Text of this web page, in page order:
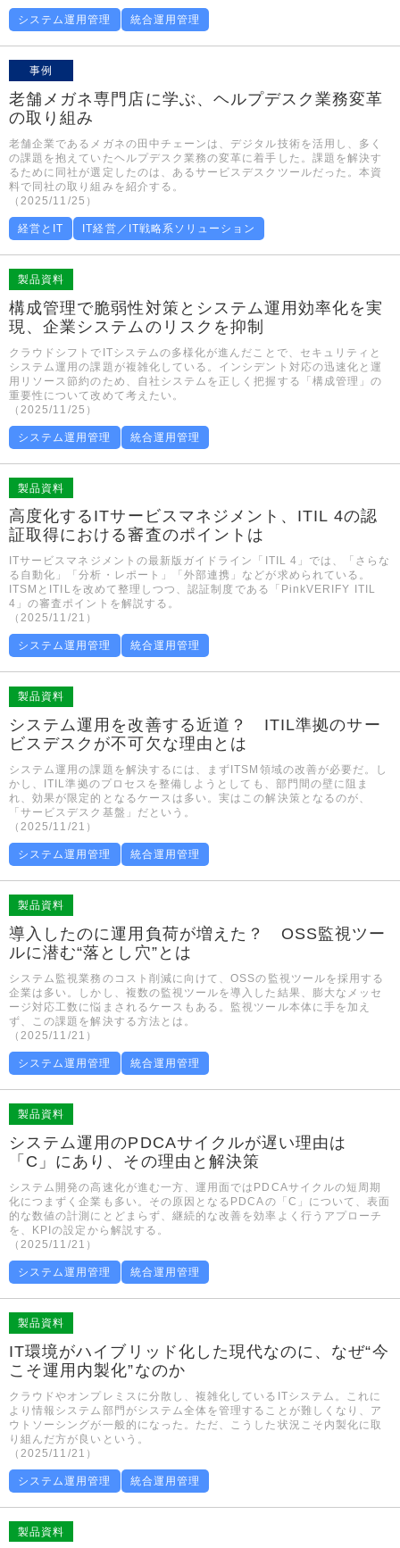
システム運用管理 統合運用管理
事例
老舗メガネ専門店に学ぶ、ヘルプデスク業務変革
の取り組み
老舗企業であるメガネの田中チェーンは、デジタル技術を活用し、多く
の課題を抱えていたヘルプデスク業務の変革に着手した。課題を解決す
るために同社が選定したのは、あるサービスデスクツールだった。本資
料で同社の取り組みを紹介する。
（2025/11/25）
経営とIT IT経営／IT戦略系ソリューション
製品資料
構成管理で脆弱性対策とシステム運用効率化を実
現、企業システムのリスクを抑制
クラウドシフトでITシステムの多様化が進んだことで、セキュリティと
システム運用の課題が複雑化している。インシデント対応の迅速化と運
用リソース節約のため、自社システムを正しく把握する「構成管理」の
重要性について改めて考えたい。
（2025/11/25）
システム運用管理 統合運用管理
製品資料
高度化するITサービスマネジメント、ITIL 4の認
証取得における審査のポイントは
ITサービスマネジメントの最新版ガイドライン「ITIL 4」では、「さらな
る自動化」「分析・レポート」「外部連携」などが求められている。
ITSMとITILを改めて整理しつつ、認証制度である「PinkVERIFY ITIL
4」の審査ポイントを解説する。
（2025/11/21）
システム運用管理 統合運用管理
製品資料
システム運用を改善する近道？ ITIL準拠のサー
ビスデスクが不可欠な理由とは
システム運用の課題を解決するには、まずITSM領域の改善が必要だ。し
かし、ITIL準拠のプロセスを整備しようとしても、部門間の壁に阻ま
れ、効果が限定的となるケースは多い。実はこの解決策となるのが、
「サービスデスク基盤」だという。
（2025/11/21）
システム運用管理 統合運用管理
製品資料
導入したのに運用負荷が増えた？ OSS監視ツー
ルに潜む“落とし穴”とは
システム監視業務のコスト削減に向けて、OSSの監視ツールを採用する
企業は多い。しかし、複数の監視ツールを導入した結果、膨大なメッセ
ージ対応工数に悩まされるケースもある。監視ツール本体に手を加え
ず、この課題を解決する方法とは。
（2025/11/21）
システム運用管理 統合運用管理
製品資料
システム運用のPDCAサイクルが遅い理由は
「C」にあり、その理由と解決策
システム開発の高速化が進む一方、運用面ではPDCAサイクルの短周期
化につまずく企業も多い。その原因となるPDCAの「C」について、表面
的な数値の計測にとどまらず、継続的な改善を効率よく行うアプローチ
を、KPIの設定から解説する。
（2025/11/21）
システム運用管理 統合運用管理
製品資料
IT環境がハイブリッド化した現代なのに、なぜ“今
こそ運用内製化”なのか
クラウドやオンプレミスに分散し、複雑化しているITシステム。これに
より情報システム部門がシステム全体を管理することが難しくなり、ア
ウトソーシングが一般的になった。ただ、こうした状況こそ内製化に取
り組んだ方が良いという。
（2025/11/21）
システム運用管理 統合運用管理
製品資料